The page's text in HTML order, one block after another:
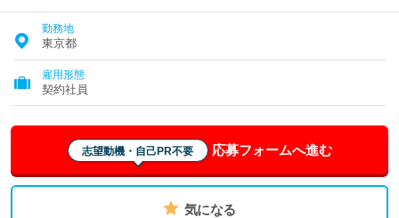
勤務地
東京都
雇用形態
契約社員
志望動機・自己PR不要 応募フォームへ進む
気になる